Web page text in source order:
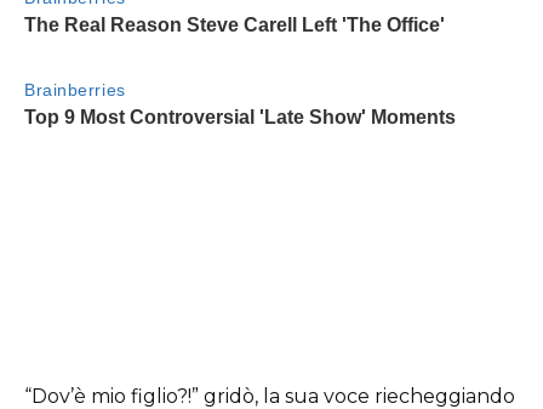
“Dov’è mio figlio?!” gridò, la sua voce riecheggiando